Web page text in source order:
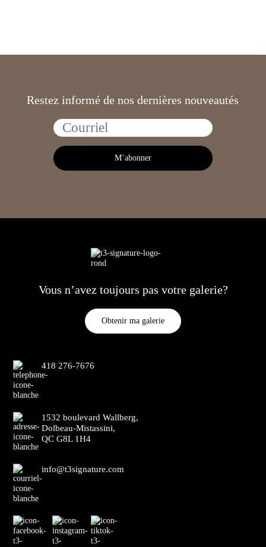
Restez informé de nos dernières nouveautés
Vous n’avez toujours pas votre galerie?
Obtenir ma galerie
418 276-7676
1532 boulevard Wallberg,
Dolbeau-Mistassini,
QC G8L 1H4
info@t3signature.com